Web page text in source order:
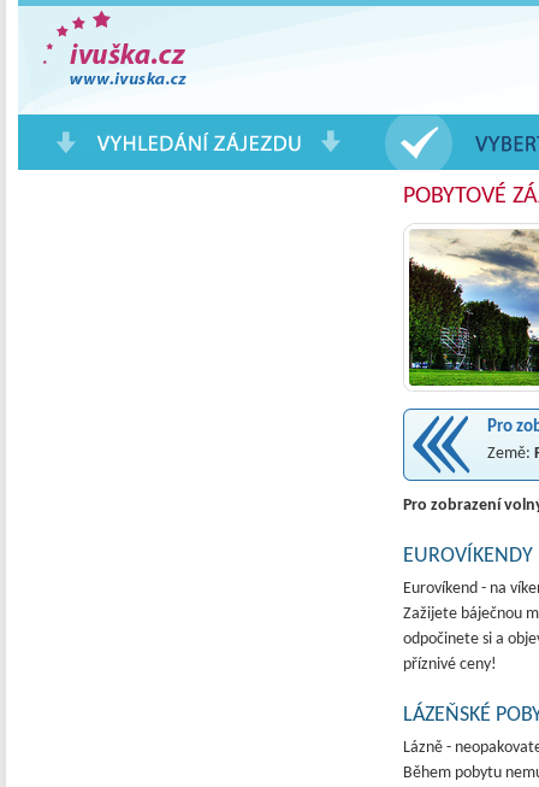
Pobytové Zájezdy a Eurovíkendy
POBYTOVÉ
Pro
Země:
Pro zobrazení
EUROVÍKENDY
Eurovíkend - na
Zažijete báječnou
odpočinete si a
příznivé ceny!
LÁZEŇSKÉ
Lázně -
Během pobytu